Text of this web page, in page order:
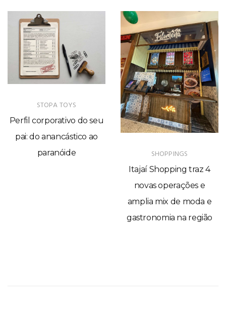
STOPA TOYS
Perfil corporativo do seu
pai: do anancástico ao
paranóide
SHOPPINGS
Itajaí Shopping traz 4
novas operações e
amplia mix de moda e
gastronomia na região